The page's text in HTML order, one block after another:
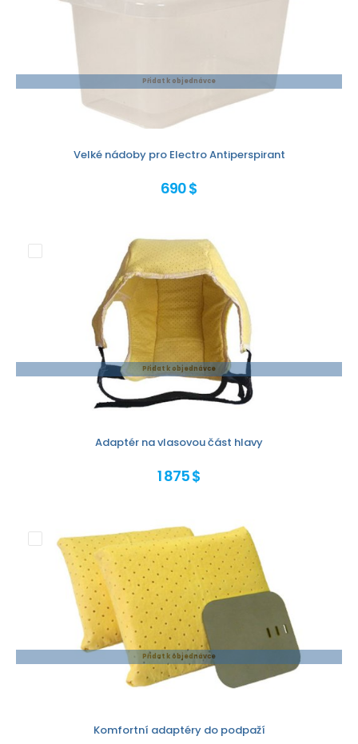
Přidat k objednávce
Velké nádoby pro Electro Antiperspirant
690 $
Přidat k objednávce
Adaptér na vlasovou část hlavy
1 875 $
Přidat k objednávce
Komfortní adaptéry do podpaží